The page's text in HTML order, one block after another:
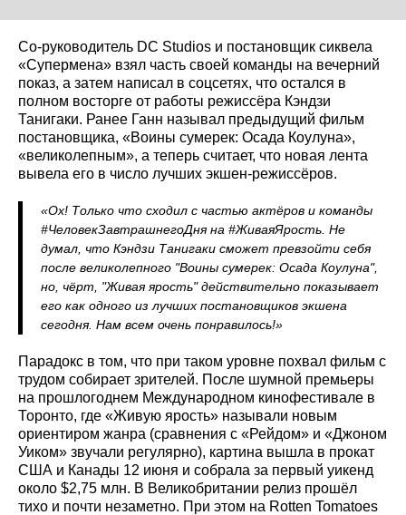
Со-руководитель DC Studios и постановщик сиквела
«Супермена» взял часть своей команды на вечерний
показ, а затем написал в соцсетях, что остался в
полном восторге от работы режиссёра Кэндзи
Танигаки. Ранее Ганн называл предыдущий фильм
постановщика, «Воины сумерек: Осада Коулуна»,
«великолепным», а теперь считает, что новая лента
вывела его в число лучших экшен-режиссёров.
«Ох! Только что сходил с частью актёров и команды
#ЧеловекЗавтрашнегоДня на #ЖиваяЯрость. Не
думал, что Кэндзи Танигаки сможет превзойти себя
после великолепного "Воины сумерек: Осада Коулуна",
но, чёрт, "Живая ярость" действительно показывает
его как одного из лучших постановщиков экшена
сегодня. Нам всем очень понравилось!»
Парадокс в том, что при таком уровне похвал фильм с
трудом собирает зрителей. После шумной премьеры
на прошлогоднем Международном кинофестивале в
Торонто, где «Живую ярость» называли новым
ориентиром жанра (сравнения с «Рейдом» и «Джоном
Уиком» звучали регулярно), картина вышла в прокат
США и Канады 12 июня и собрала за первый уикенд
около $2,75 млн. В Великобритании релиз прошёл
тихо и почти незаметно. При этом на Rotten Tomatoes